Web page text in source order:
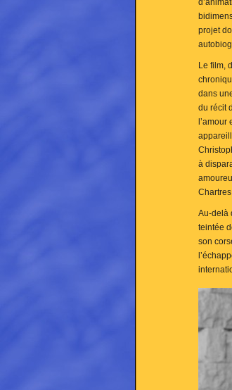
projet
Le film,
dans
du récit
l’amour
à
Au-delà
teintée
son